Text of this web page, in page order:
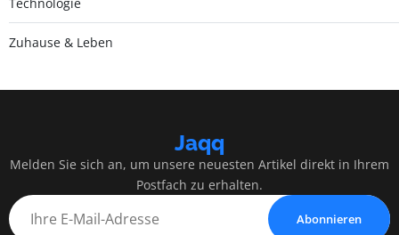
Zuhause & Leben
Jaqq
Melden Sie sich an, um unsere neuesten Artikel direkt in Ihrem
Postfach zu erhalten.
Abonnieren